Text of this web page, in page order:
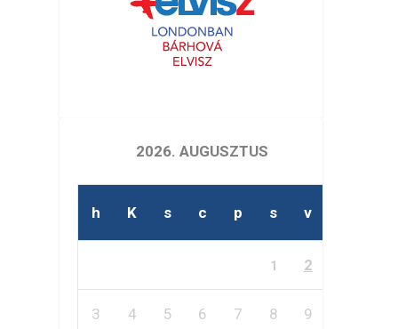
2026. AUGUSZTUS
h K s c p s v
1 2
3 4 5 6 7 8 9